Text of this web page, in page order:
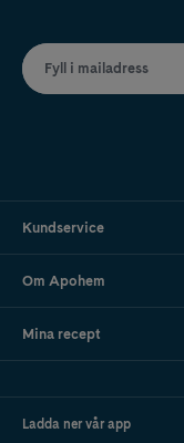
Fyll i mailadress
Kundservice
Om Apohem
Mina recept
Ladda ner vår app